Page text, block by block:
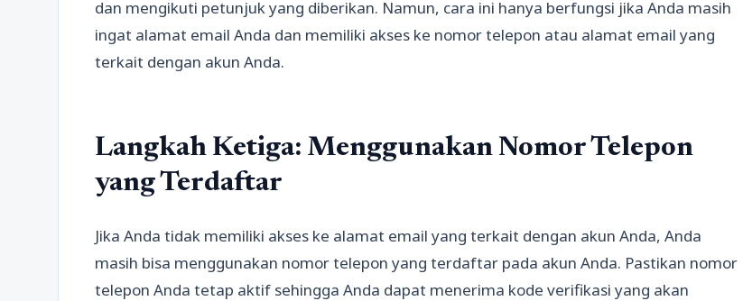
dan mengikuti petunjuk yang diberikan. Namun, cara ini hanya berfungsi jika Anda masih
ingat alamat email Anda dan memiliki akses ke nomor telepon atau alamat email yang
terkait dengan akun Anda.
Langkah Ketiga: Menggunakan Nomor Telepon
yang Terdaftar
Jika Anda tidak memiliki akses ke alamat email yang terkait dengan akun Anda, Anda
masih bisa menggunakan nomor telepon yang terdaftar pada akun Anda. Pastikan nomor
telepon Anda tetap aktif sehingga Anda dapat menerima kode verifikasi yang akan